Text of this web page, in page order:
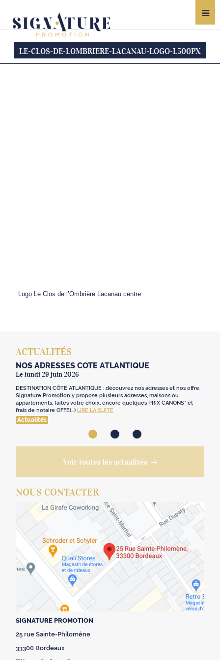
LE-CLOS-DE-LOMBRIERE-LACANAU-LOGO-L500PX
Logo Le Clos de l’Ombrière Lacanau centre
ACTUALITÉS
NOS ADRESSES CÔTE ATLANTIQUE
Le lundi 29 juin 2026
DESTINATION CÔTE ATLANTIQUE : découvrez nos adresses et nos offre.
Signature Promotion y propose plusieurs adresses, maisons ou
appartements, faites votre choix, encore quelques PRIX CANONS* et
frais de notaire OFFE(...) LIRE LA SUITE
Actualités
Voir toutes les actualités
NOUS CONTACTER
SIGNATURE PROMOTION
25 rue Sainte-Philomène
33300 Bordeaux